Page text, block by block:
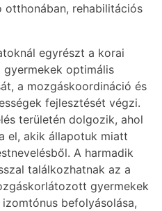
rehabilitációs
egyrészt a korai
optimális
a mozgáskoordináció és
fejlesztését végzi.
területén dolgozik, ahol
el, akik állapotuk miatt
A harmadik
találkozhatnak az a
gyermekek
befolyásolása,